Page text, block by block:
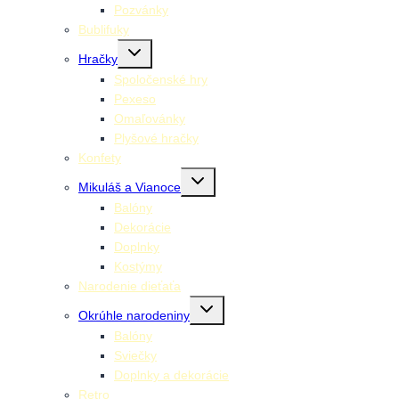
Pozvánky
Bublifuky
Hračky
Toggle
menu
Spoločenské hry
Pexeso
Omaľovánky
Plyšové hračky
Konfety
Mikuláš a Vianoce
Toggle
Balóny
Dekorácie
Doplnky
Kostýmy
Narodenie dieťaťa
Okrúhle narodeniny
Toggle
Balóny
Sviečky
Doplnky a dekorácie
Retro